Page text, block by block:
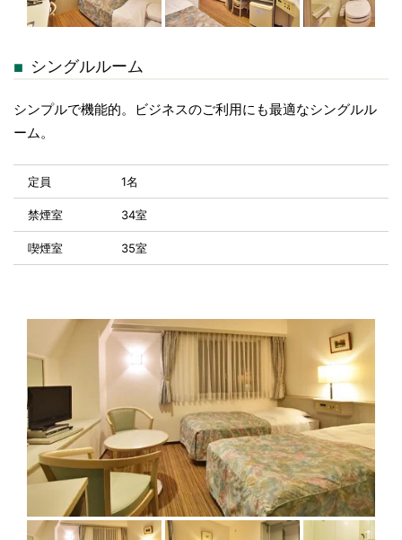
シングルルーム
シンプルで機能的。ビジネスのご利用にも最適なシングルル
ーム。
定員 1名
禁煙室 34室
喫煙室 35室